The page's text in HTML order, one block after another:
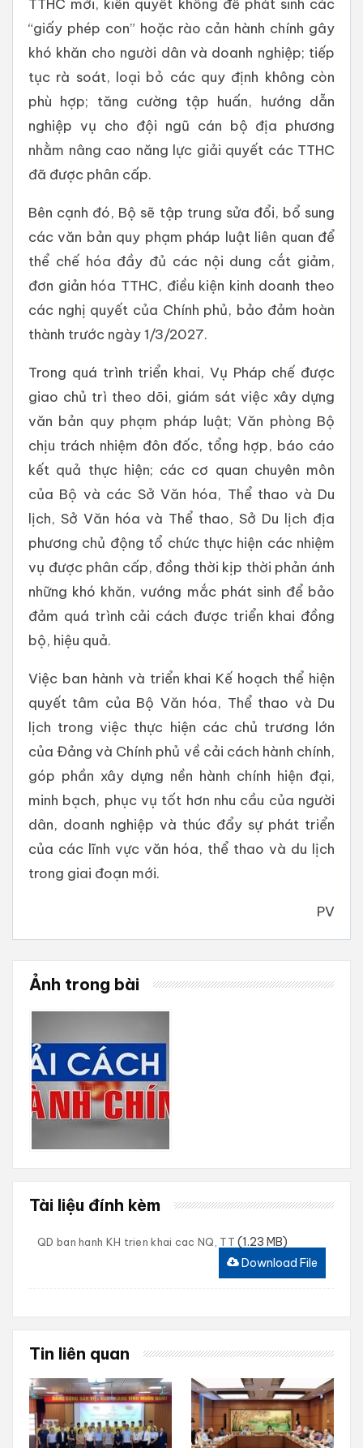
TTHC mới, kiên quyết không để phát sinh các
“giấy phép con” hoặc rào cản hành chính gây
khó khăn cho người dân và doanh nghiệp; tiếp
tục rà soát, loại bỏ các quy định không còn
phù hợp; tăng cường tập huấn, hướng dẫn
nghiệp vụ cho đội ngũ cán bộ địa phương
nhằm nâng cao năng lực giải quyết các TTHC
đã được phân cấp.
Bên cạnh đó, Bộ sẽ tập trung sửa đổi, bổ sung
các văn bản quy phạm pháp luật liên quan để
thể chế hóa đầy đủ các nội dung cắt giảm,
đơn giản hóa TTHC, điều kiện kinh doanh theo
các nghị quyết của Chính phủ, bảo đảm hoàn
thành trước ngày 1/3/2027.
Trong quá trình triển khai, Vụ Pháp chế được
giao chủ trì theo dõi, giám sát việc xây dựng
văn bản quy phạm pháp luật; Văn phòng Bộ
chịu trách nhiệm đôn đốc, tổng hợp, báo cáo
kết quả thực hiện; các cơ quan chuyên môn
của Bộ và các Sở Văn hóa, Thể thao và Du
lịch, Sở Văn hóa và Thể thao, Sở Du lịch địa
phương chủ động tổ chức thực hiện các nhiệm
vụ được phân cấp, đồng thời kịp thời phản ánh
những khó khăn, vướng mắc phát sinh để bảo
đảm quá trình cải cách được triển khai đồng
bộ, hiệu quả.
Việc ban hành và triển khai Kế hoạch thể hiện
quyết tâm của Bộ Văn hóa, Thể thao và Du
lịch trong việc thực hiện các chủ trương lớn
của Đảng và Chính phủ về cải cách hành chính,
góp phần xây dựng nền hành chính hiện đại,
minh bạch, phục vụ tốt hơn nhu cầu của người
dân, doanh nghiệp và thúc đẩy sự phát triển
của các lĩnh vực văn hóa, thể thao và du lịch
trong giai đoạn mới.
PV
Ảnh trong bài
Tài liệu đính kèm
QD ban hanh KH trien khai cac NQ, TT (1.23 MB)
Download File
Tin liên quan